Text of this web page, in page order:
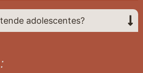
adolescentes?